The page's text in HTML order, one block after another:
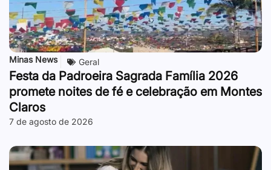
Minas News Geral
Festa da Padroeira Sagrada Família 2026
promete noites de fé e celebração em Montes
Claros
7 de agosto de 2026